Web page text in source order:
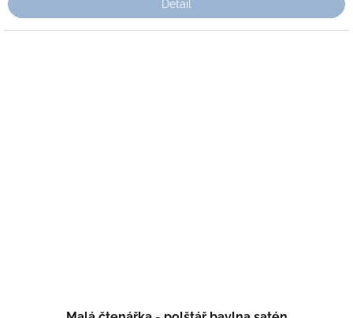
Detail